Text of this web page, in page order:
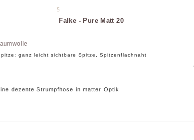
5
Falke - Pure Matt 20
ganz leicht sichtbare Spitze, Spitzenflachnaht
dezente Strumpfhose in matter Optik